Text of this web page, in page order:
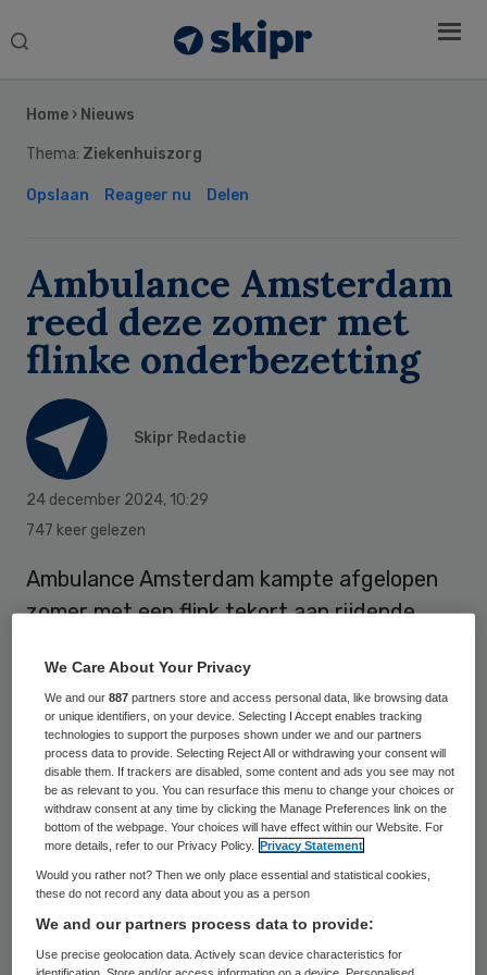
Search
Home › Nieuws
Thema: Ziekenhuiszorg
Opslaan Reageer nu Delen
Ambulance Amsterdam
reed deze zomer met
flinke onderbezetting
Skipr Redactie
24 december 2024, 10:29
747 keer gelezen
Ambulance Amsterdam kampte afgelopen
zomer met een flink tekort aan rijdende
minder dan officieel afgesproken is. Dat
meldt NH Nieuws.
Het rooster voor de maand juni zag er zó
slecht uit dat er grote zorgen waren over
de veiligheid voor Amsterdammers. En
ondanks dat de planning voor komende
zomer nu rond lijkt, is het nog maar de
vraag of de situatie van juni 2024 zich niet
Sidebar
We Care About Your Privacy
We and our887 partners store and access personal data, like browsing data
or unique identifiers, on your device. Selecting I Accept enables tracking
technologies to support the purposes shown under we and our partners
process data to provide. Selecting Reject All or withdrawing your consent will
disable them. If trackers are disabled, some content and ads you see may not
be as relevant to you. You can resurface this menu to change your choices or
withdraw consent at any time by clicking the Manage Preferences link on the
bottom of the webpage. Your choices will have effect within our Website. For
more details, refer to our Privacy Policy.
Privacy Statement
Would you rather not? Then we only place essential and statistical cookies,
these do not record any data about you as a person
We and our partners process data to provide:
Use precise geolocation data. Actively scan device characteristics for